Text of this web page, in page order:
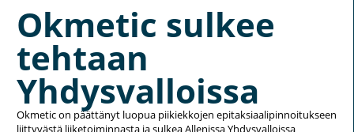
Okmetic sulkee
tehtaan
Yhdysvalloissa
Okmetic on päättänyt luopua piikiekkojen epitaksiaalipinnoitukseen
liittyvästä liiketoiminnasta ja sulkea Allenissa Yhdysvalloissa